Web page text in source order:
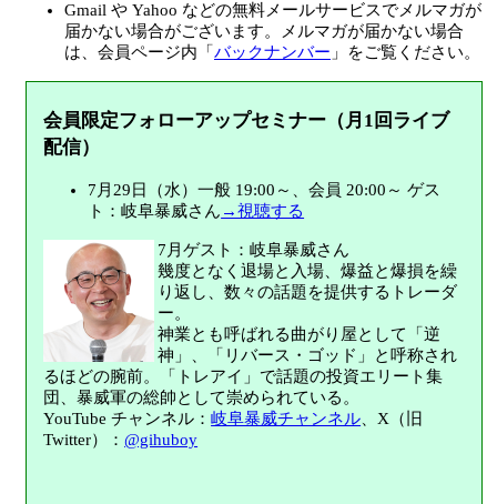
Gmail や Yahoo などの無料メールサービスでメルマガが
届かない場合がございます。メルマガが届かない場合
は、会員ページ内「 バックナンバー 」をご覧ください。
会員限定フォローアップセミナー（月1回ライブ
配信）
7月29日（水）一般 19:00～、会員 20:00～ ゲス
ト：岐阜暴威さん →視聴する
7月ゲスト：岐阜暴威さん
幾度となく退場と入場、爆益と爆損を繰
り返し、数々の話題を提供するトレーダ
ー。
神業とも呼ばれる曲がり屋として「逆
神」、「リバース・ゴッド」と呼称され
るほどの腕前。「トレアイ」で話題の投資エリート集
団、暴威軍の総帥として崇められている。
YouTube チャンネル：岐阜暴威チャンネル 、X（旧
Twitter）：@gihuboy